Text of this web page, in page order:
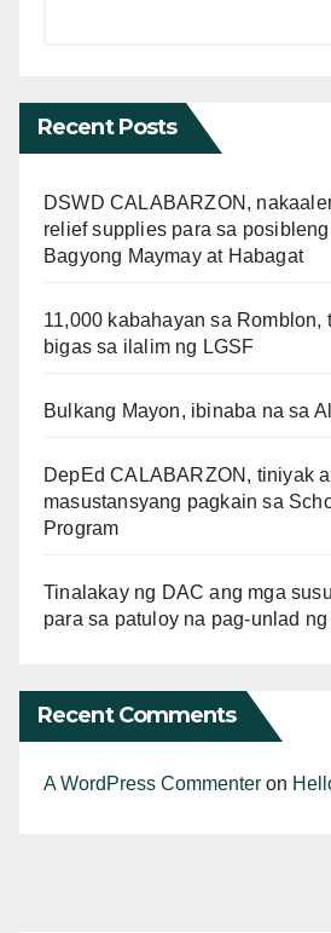
Recent Posts
DSWD CALABARZON,
relief supplies para sa
Bagyong Maymay at Habagat
11,000 kabahayan sa Romblon,
bigas sa ilalim ng LGSF
Bulkang Mayon, ibinaba na sa
DepEd CALABARZON, tiniyak
masustansyang pagkain sa
Program
Tinalakay ng DAC ang mga
para sa patuloy na pag-unlad
Recent Comments
A WordPress Commenter on